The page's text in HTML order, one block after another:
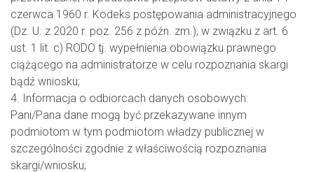
czerwca 1960 r. Kodeks postępowania administracyjnego
(Dz. U. z 2020 r. poz. 256 z późn. zm.), w związku z art. 6
ust. 1 lit. c) RODO tj. wypełnienia obowiązku prawnego
ciążącego na administratorze w celu rozpoznania skargi
bądź wniosku;
4. Informacja o odbiorcach danych osobowych:
Pani/Pana dane mogą być przekazywane innym
podmiotom w tym podmiotom władzy publicznej w
szczególności zgodnie z właściwością rozpoznania
skargi/wniosku;